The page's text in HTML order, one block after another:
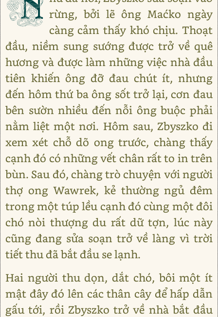
rừng, bởi lẽ ông Maćko ngày
càng cảm thấy khó chịu. Thoạt
đầu, niềm sung sướng được trở về quê
hương và được làm những việc nhà đầu
tiên khiến ông đỡ đau chút ít, nhưng
đến hôm thứ ba ông sốt trở lại, cơn đau
bên sườn nhiều đến nỗi ông buộc phải
nằm liệt một nơi. Hôm sau, Zbyszko đi
xem xét chỗ dõ ong trước, chàng thấy
cạnh đó có những vết chân rất to in trên
bùn. Sau đó, chàng trò chuyện với người
thợ ong Wawrek, kẻ thường ngủ đêm
trong một túp lều cạnh đó cùng một đôi
chó nòi thượng du rất dữ tợn, lúc này
cũng đang sửa soạn trở về làng vì trời
tiết thu đã bắt đầu se lạnh.
Hai người thu dọn, dắt chó, bôi một ít
mật đây đó lên các thân cây để hấp dẫn
gấu tới, rồi Zbyszko trở về nhà bắt đầu